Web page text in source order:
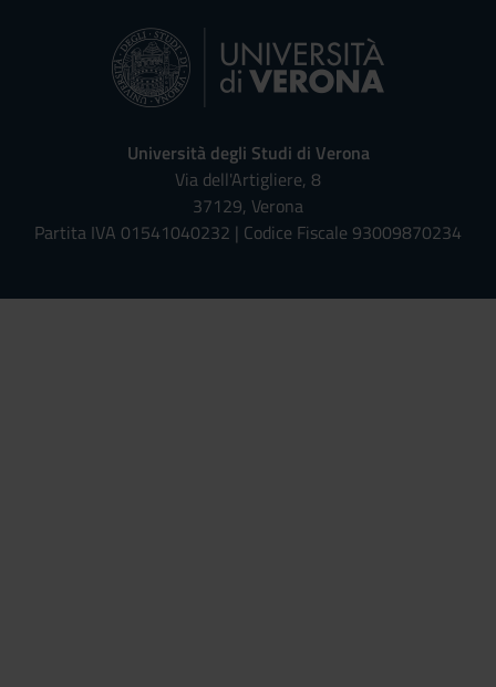
Università degli Studi di Verona
Via dell'Artigliere, 8
37129, Verona
Partita IVA 01541040232 | Codice Fiscale 93009870234